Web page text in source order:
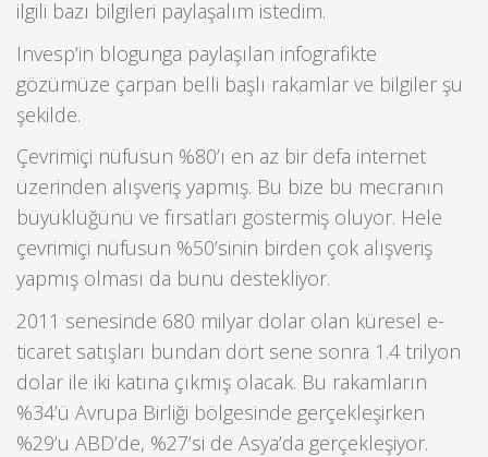
ilgili bazı bilgileri paylaşalım istedim.
Invesp’in blogunga paylaşılan infografikte
gözümüze çarpan belli başlı rakamlar ve bilgiler şu
şekilde.
Çevrimiçi nüfusun %80’ı en az bir defa internet
üzerinden alışveriş yapmış. Bu bize bu mecranın
büyüklüğünü ve fırsatları göstermiş oluyor. Hele
çevrimiçi nüfusun %50’sinin birden çok alışveriş
yapmış olması da bunu destekliyor.
2011 senesinde 680 milyar dolar olan küresel e-
ticaret satışları bundan dört sene sonra 1.4 trilyon
dolar ile iki katına çıkmış olacak. Bu rakamların
%34’ü Avrupa Birliği bölgesinde gerçekleşirken
%29’u ABD’de, %27’si de Asya’da gerçekleşiyor.